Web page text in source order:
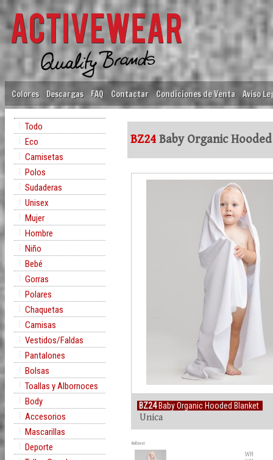
Colores Descargas FAQ Contactar Condiciones de Venta Aviso
Todo
Eco
Camisetas
Polos
Sudaderas
Unisex
Mujer
Hombre
Niño
Bebé
Gorras
Polares
Chaquetas
Camisas
Vestidos/Faldas
Pantalones
Bolsas
Toallas y Albornoces
Body
Accesorios
Mascarillas
Deporte
BZ24 Baby Organic
BZ24Baby Organic Hooded Blanket
Unica
Rollover
WH